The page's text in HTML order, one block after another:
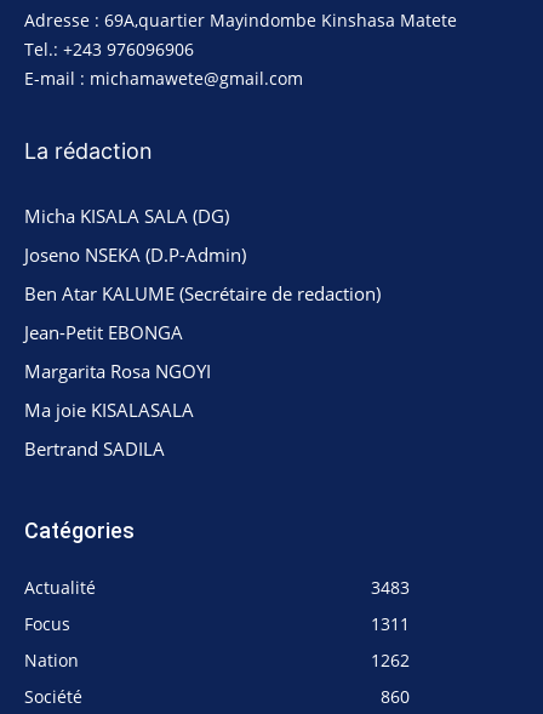
Adresse : 69A,quartier Mayindombe Kinshasa Matete
Tel.: +243 976096906
E-mail : michamawete@gmail.com
La rédaction
Micha KISALA SALA (DG)
Joseno NSEKA (D.P-Admin)
Ben Atar KALUME (Secrétaire de redaction)
Jean-Petit EBONGA
Margarita Rosa NGOYI
Ma joie KISALASALA
Bertrand SADILA
Catégories
Actualité
3483
Focus
1311
Nation
1262
Société
860